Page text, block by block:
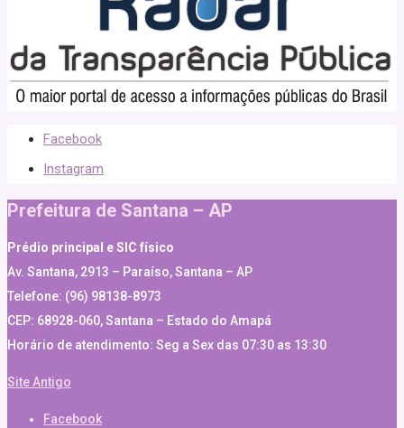
Facebook
Instagram
Prefeitura de Santana – AP
Prédio principal e SIC físico
Av. Santana, 2913 – Paraíso, Santana – AP
Telefone: (96) 98138-8973
CEP: 68928-060, Santana – Estado do Amapá
Horário de atendimento: Seg a Sex das 07:30 as 13:30
Site Antigo
Facebook